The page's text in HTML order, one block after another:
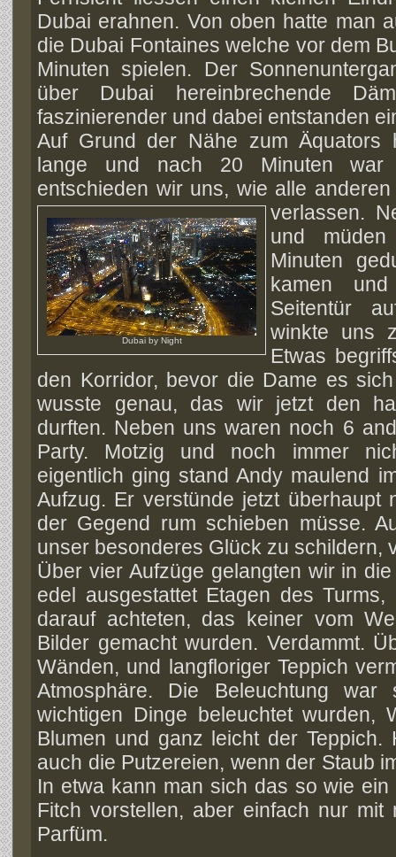
Dubai erahnen. Von oben hatte man
die Dubai Fontaines welche vor dem
Minuten spielen. Der
über Dubai hereinbrechende
faszinierender und dabei entstanden
Auf Grund der Nähe zum Äquators
lange und nach 20 Minuten
entschieden wir uns, wie alle
verlassen.
Dubai by Night
und
Minuten
kamen
Seitentür
winkte uns
Etwas
den Korridor, bevor die Dame es
wusste genau, das wir jetzt den
durften. Neben uns waren noch 6
Party. Motzig und noch immer
eigentlich ging stand Andy maulend
Aufzug. Er verstünde jetzt überhaupt
der Gegend rum schieben müsse.
unser besonderes Glück zu schildern,
Über vier Aufzüge gelangten wir in
edel ausgestattet Etagen des
darauf achteten, das keiner vom
Bilder gemacht wurden. Verdammt.
Wänden, und langfloriger Teppich
Atmosphäre. Die Beleuchtung
wichtigen Dinge beleuchtet wurden,
Blumen und ganz leicht der
auch die Putzereien, wenn der Staub
In etwa kann man sich das so wie
Fitch vorstellen, aber einfach nur
Parfüm.